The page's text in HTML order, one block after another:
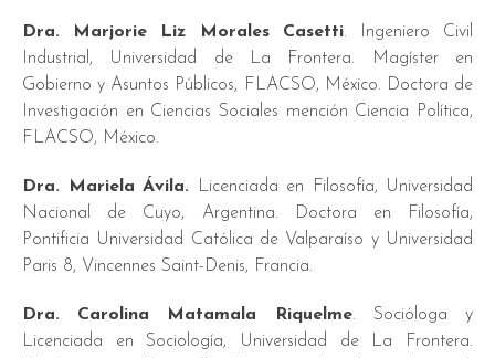
Dra. Marjorie Liz Morales Casetti. Ingeniero Civil
Industrial, Universidad de La Frontera. Magíster en
Gobierno y Asuntos Públicos, FLACSO, México. Doctora de
Investigación en Ciencias Sociales mención Ciencia Política,
FLACSO, México.
Dra. Mariela Ávila. Licenciada en Filosofía, Universidad
Nacional de Cuyo, Argentina. Doctora en Filosofía,
Pontificia Universidad Católica de Valparaíso y Universidad
Paris 8, Vincennes Saint-Denis, Francia.
Dra. Carolina Matamala Riquelme. Socióloga y
Licenciada en Sociología, Universidad de La Frontera.